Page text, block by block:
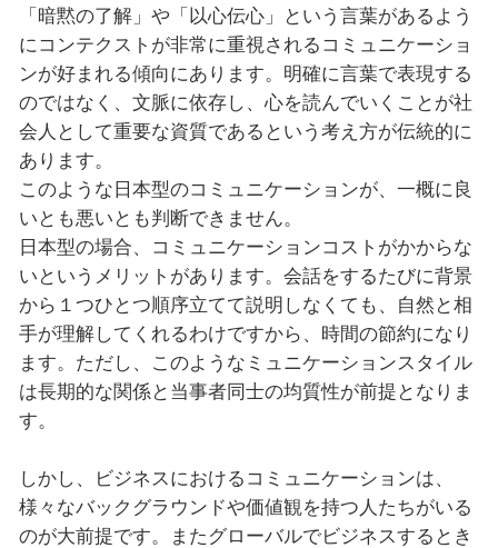
「暗黙の了解」や「以心伝心」という言葉があるよう
にコンテクストが非常に重視されるコミュニケーショ
ンが好まれる傾向にあります。明確に言葉で表現する
のではなく、文脈に依存し、心を読んでいくことが社
会人として重要な資質であるという考え方が伝統的に
あります。
このような日本型のコミュニケーションが、一概に良
いとも悪いとも判断できません。
日本型の場合、コミュニケーションコストがかからな
いというメリットがあります。会話をするたびに背景
から１つひとつ順序立てて説明しなくても、自然と相
手が理解してくれるわけですから、時間の節約になり
ます。ただし、このようなミュニケーションスタイル
は長期的な関係と当事者同士の均質性が前提となりま
す。
しかし、ビジネスにおけるコミュニケーションは、
様々なバックグラウンドや価値観を持つ人たちがいる
のが大前提です。またグローバルでビジネスするとき